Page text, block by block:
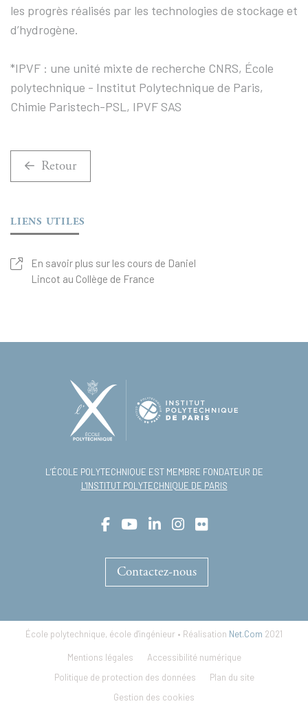
LIENS UTILES
En savoir plus sur les cours de Daniel
Lincot au Collège de France
les progrès réalisés par les technologies de stockage et
d’hydrogène.
*IPVF : une unité mixte de recherche CNRS, École
polytechnique - Institut Polytechnique de Paris,
Chimie Paristech-PSL, IPVF SAS
Retour
L’ÉCOLE POLYTECHNIQUE EST MEMBRE FONDATEUR DE
L'INSTITUT POLYTECHNIQUE DE PARIS
Contactez-nous
École polytechnique, école d'ingénieur • Réalisation Net.Com 2021
Footer
menu
Mentions légales
Accessibilité numérique
Politique de protection des données
Plan du site
Gestion des cookies